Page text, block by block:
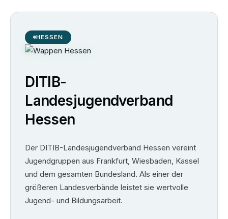
HESSEN
DITIB-
Landesjugendverband
Hessen
Der DITIB-Landesjugendverband Hessen vereint
Jugendgruppen aus Frankfurt, Wiesbaden, Kassel
und dem gesamten Bundesland. Als einer der
größeren Landesverbände leistet sie wertvolle
Jugend- und Bildungsarbeit.